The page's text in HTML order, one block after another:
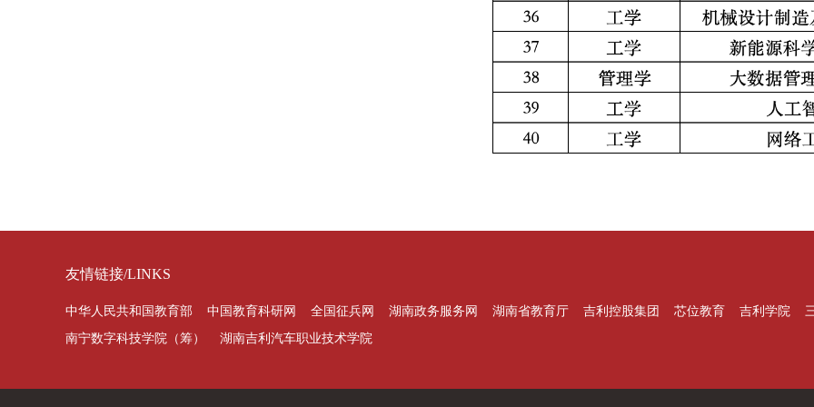
友情链接/LINKS
中华人民共和国教育部 中国教育科研网 全国征兵网 湖南政务服务网 湖南省教育厅 吉利控股集团 芯位教育 吉利学院
南宁数字科技学院（筹）
湖南吉利汽车职业技术学院